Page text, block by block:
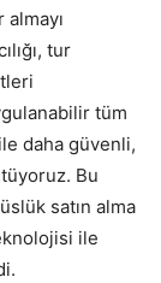
almayı
tur
tüm
daha güvenli,
Bu
satın alma
ile